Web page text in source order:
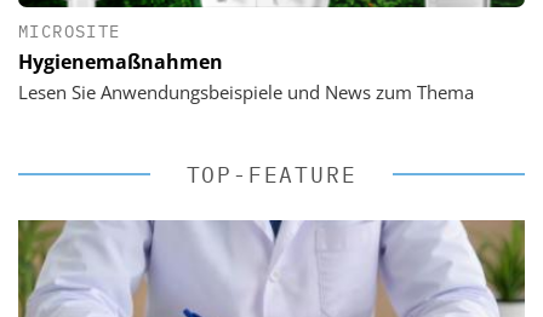
MICROSITE
Hygienemaßnahmen
Lesen Sie Anwendungsbeispiele und News zum Thema
TOP-FEATURE